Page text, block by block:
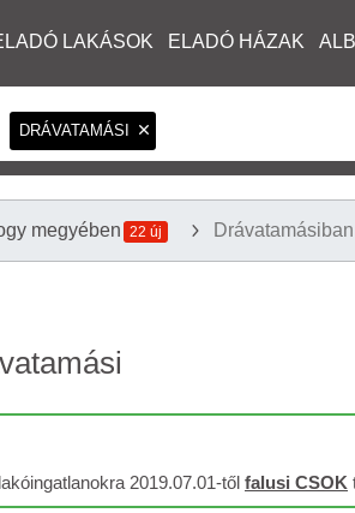
LAKÁSOK ELADÓ HÁZAK
DRÁVATAMÁSI
megyében 22 új Drávatamásiban
2019.07.01-től falusi CSOK